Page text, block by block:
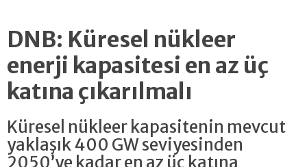
DNB: Küresel nükleer
enerji kapasitesi en az üç
katına çıkarılmalı
Küresel nükleer kapasitenin mevcut
yaklaşık 400 GW seviyesinden